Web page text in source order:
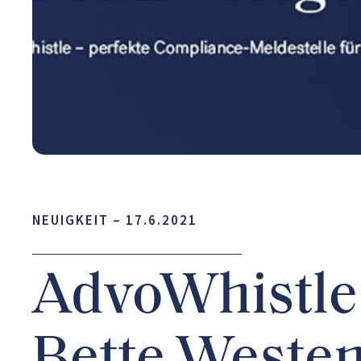
NEUIGKEIT – 17.6.2021